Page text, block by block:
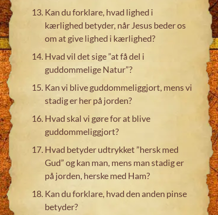
Kan du forklare, hvad lighed i
kærlighed betyder, når Jesus beder os
om at give lighed i kærlighed?
Hvad vil det sige ”at få del i
guddommelige Natur”?
Kan vi blive guddommeliggjort, mens vi
stadig er her på jorden?
Hvad skal vi gøre for at blive
guddommeliggjort?
Hvad betyder udtrykket ”hersk med
Gud” og kan man, mens man stadig er
på jorden, herske med Ham?
Kan du forklare, hvad den anden pinse
betyder?